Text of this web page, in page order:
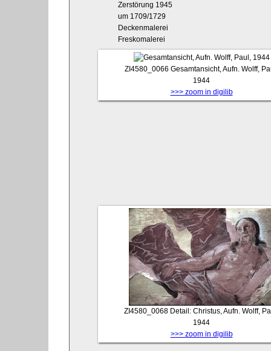
Zerstörung 1945
um 1709/1729
Deckenmalerei
Freskomalerei
ZI4580_0066 Gesamtansicht, Aufn. Wolff,
1944
>>> zoom in digilib
ZI4580_0068 Detail: Christus, Aufn. Wolff,
1944
>>> zoom in digilib